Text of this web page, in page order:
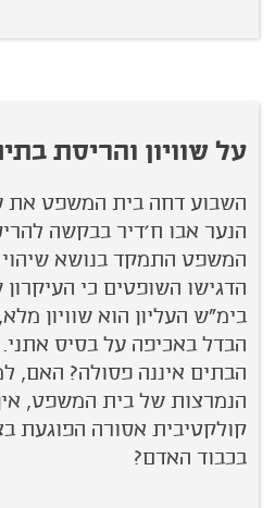
על שוויון והריסת
השבוע דחה בית המשפט
הנער אבו ח׳דיר בבקשה
המשפט התמקד בנושא
הדגישו השופטים כי
בימ"ש העליון הוא שוויון
הבדל באכיפה על בסיס
הבתים איננה פסולה? האם,
הנמרצות של בית המשפט,
קולקטיבית אסורה הפוגעת
בכבוד האדם?